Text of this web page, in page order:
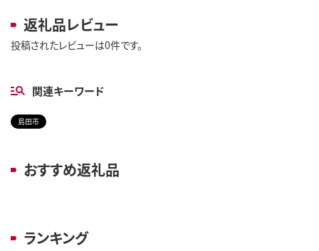
返礼品レビュー
投稿されたレビューは0件です。
関連キーワード
島田市
おすすめ返礼品
ランキング